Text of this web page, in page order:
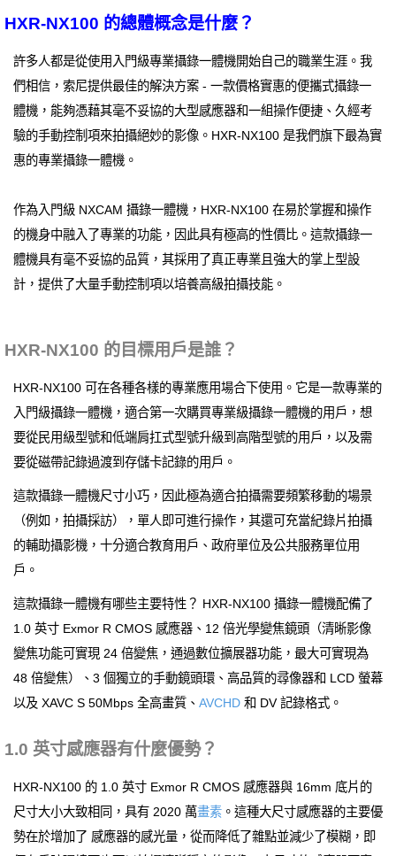
HXR-NX100 的總體概念是什麼？
許多人都是從使用入門級專業攝錄一體機開始自己的職業生涯。我
們相信，索尼提供最佳的解決方案 - 一款價格實惠的便攜式攝錄一
體機，能夠憑藉其毫不妥協的大型感應器和一組操作便捷、久經考
驗的手動控制項來拍攝絕妙的影像。HXR-NX100 是我們旗下最為實
惠的專業攝錄一體機。
作為入門級 NXCAM 攝錄一體機，HXR-NX100 在易於掌握和操作
的機身中融入了專業的功能，因此具有極高的性價比。這款攝錄一
體機具有毫不妥協的品質，其採用了真正專業且強大的掌上型設
計，提供了大量手動控制項以培養高級拍攝技能。
HXR-NX100 的目標用戶是誰？
HXR-NX100 可在各種各樣的專業應用場合下使用。它是一款專業的
入門級攝錄一體機，適合第一次購買專業級攝錄一體機的用戶，想
要從民用級型號和低端肩扛式型號升級到高階型號的用戶，以及需
要從磁帶記錄過渡到存儲卡記錄的用戶。
這款攝錄一體機尺寸小巧，因此極為適合拍攝需要頻繁移動的場景
（例如，拍攝採訪），單人即可進行操作，其還可充當紀錄片拍攝
的輔助攝影機，十分適合教育用戶、政府單位及公共服務單位用
戶。
這款攝錄一體機有哪些主要特性？ HXR-NX100 攝錄一體機配備了
1.0 英寸 Exmor R CMOS 感應器、12 倍光學變焦鏡頭（清晰影像
變焦功能可實現 24 倍變焦，通過數位擴展器功能，最大可實現為
48 倍變焦）、3 個獨立的手動鏡頭環、高品質的尋像器和 LCD 螢幕
以及 XAVC S 50Mbps 全高畫質、 AVCHD 和 DV 記錄格式。
1.0 英寸感應器有什麼優勢？
HXR-NX100 的 1.0 英寸 Exmor R CMOS 感應器與 16mm 底片的
尺寸大小大致相同，具有 2020 萬畫素 。這種大尺寸感應器的主要優
勢在於增加了 感應器的感光量，從而降低了雜點並減少了模糊，即